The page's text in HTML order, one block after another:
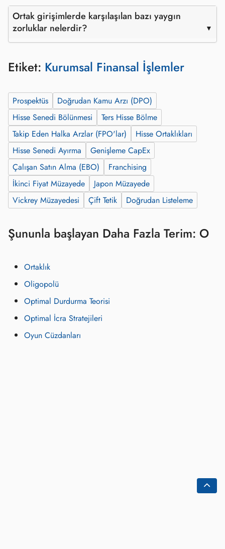
Ortak girişimlerde karşılaşılan bazı yaygın
zorluklar nelerdir?
Etiket: Kurumsal Finansal İşlemler
Prospektüs
Doğrudan Kamu Arzı (DPO)
Hisse Senedi Bölünmesi
Ters Hisse Bölme
Takip Eden Halka Arzlar (FPO'lar)
Hisse Ortaklıkları
Hisse Senedi Ayırma
Genişleme CapEx
Çalışan Satın Alma (EBO)
Franchising
İkinci Fiyat Müzayede
Japon Müzayede
Vickrey Müzayedesi
Çift Tetik Doğrudan Listeleme
Şununla başlayan Daha Fazla Terim: O
Ortaklık
Oligopolü
Optimal Durdurma Teorisi
Optimal İcra Stratejileri
Oyun Cüzdanları